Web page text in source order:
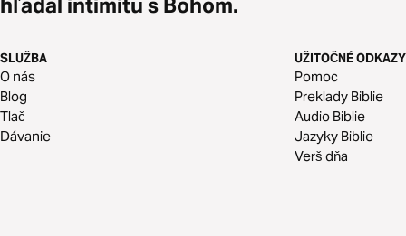
hľadal intimitu s Bohom.
SLUŽBA
O nás
Blog
Tlač
Dávanie
UŽITOČNÉ ODKAZY
Pomoc
Preklady Biblie
Audio Biblie
Jazyky Biblie
Verš dňa